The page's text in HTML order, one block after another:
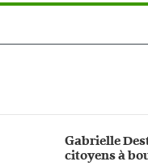
Gabrielle
citoyens à